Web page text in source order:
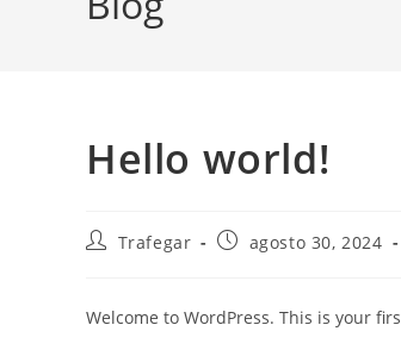
Hello world!
Trafegar agosto 30, 2024
Welcome to WordPress. This is your